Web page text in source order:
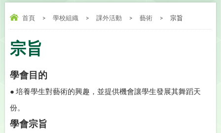
首頁 > 學校組織 > 課外活動 > 藝術 > 宗旨
宗旨
學會目的
● 培養學生對藝術的興趣，並提供機會讓學生發展其舞蹈天
份。
學會宗旨